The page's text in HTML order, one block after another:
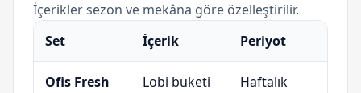
İçerikler sezon ve mekâna göre özelleştirilir.
Set
İçerik Periyot
Ofis Fresh
Lobi buketi
Haftalık